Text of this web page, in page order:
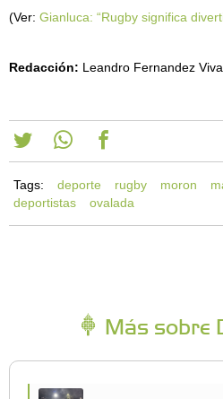
(Ver: Gianluca: “Rugby significa
Redacción: Leandro Fernandez
Tags: deporte rugby moron
deportistas
ovalada
Más sobre